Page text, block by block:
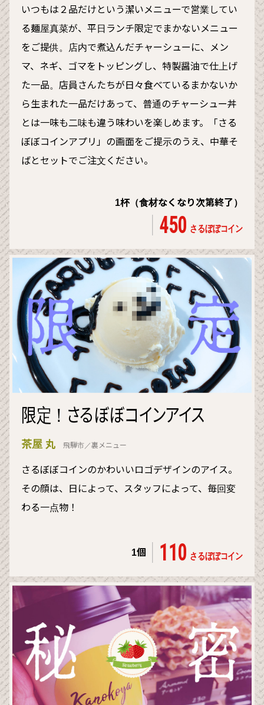
いつもは２品だけという潔いメニューで営業してい
る麺屋真菜が、平日ランチ限定でまかないメニュー
をご提供。店内で煮込んだチャーシューに、メン
マ、ネギ、ゴマをトッピングし、特製醤油で仕上げ
た一品。店員さんたちが日々食べているまかないか
ら生まれた一品だけあって、普通のチャーシュー丼
とは一味も二味も違う味わいを楽しめます。「さる
ぼぼコインアプリ」の画面をご提示のうえ、中華そ
ばとセットでご注文ください。
1杯（食材なくなり次第終了）
450 さるぼぼコイン
限定！さるぼぼコインアイス
茶屋 丸 飛騨市／裏メニュー
さるぼぼコインのかわいいロゴデザインのアイス。
その顔は、日によって、スタッフによって、毎回変
わる一点物！
1個 110 さるぼぼコイン